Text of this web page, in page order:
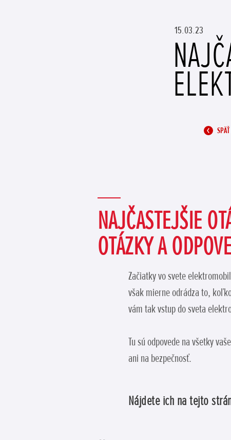
15.03.23
NAJČASTEJŠIE
OTÁZKY A
Začiatky vo svete
však mierne odrádza to,
vám tak vstup do sveta
Tu sú odpovede na všetky
ani na bezpečnosť.
Nájdete ich na tejto